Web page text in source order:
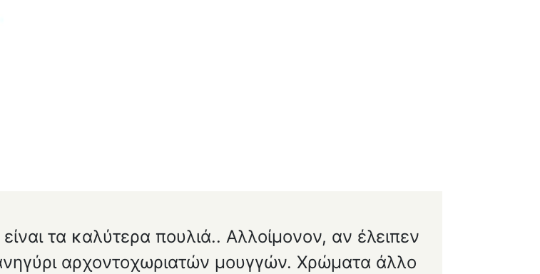
τα καλύτερα πουλιά.. Αλλοίμονον, αν έλειπεν
αρχοντοχωριατών μουγγών. Χρώματα άλλο